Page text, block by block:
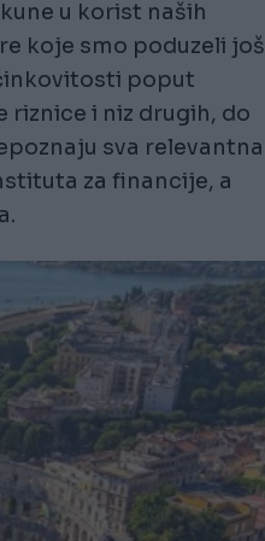
u korist naših
koje smo poduzeli još
poput
i niz drugih, do
sva relevantna
za financije, a